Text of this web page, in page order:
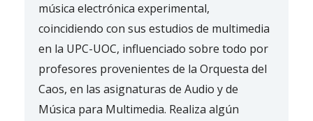
música electrónica experimental,
coincidiendo con sus estudios de multimedia
en la UPC-UOC, influenciado sobre todo por
profesores provenientes de la Orquesta del
Caos, en las asignaturas de Audio y de
Música para Multimedia. Realiza algún